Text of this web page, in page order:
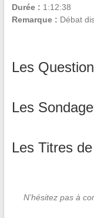
Durée : 1:12:38
Remarque : Débat
Les
Les
Les Titres
N’hésitez pas à